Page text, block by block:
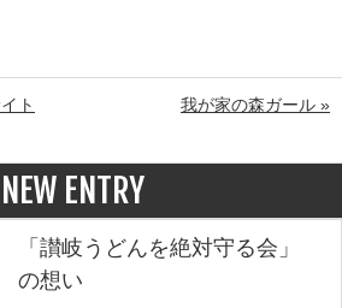
ト
我が家の森ガール »
NEW ENTRY
「讃岐うどんを絶対守る会」
の想い